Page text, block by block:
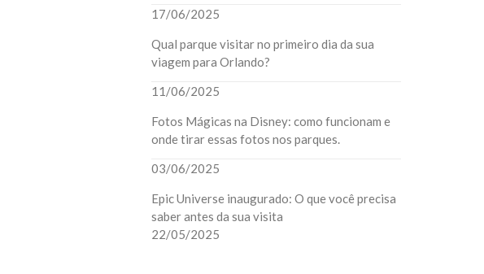
17/06/2025
Qual parque visitar no primeiro dia da sua
viagem para Orlando?
11/06/2025
Fotos Mágicas na Disney: como funcionam e
onde tirar essas fotos nos parques.
03/06/2025
Epic Universe inaugurado: O que você precisa
saber antes da sua visita
22/05/2025